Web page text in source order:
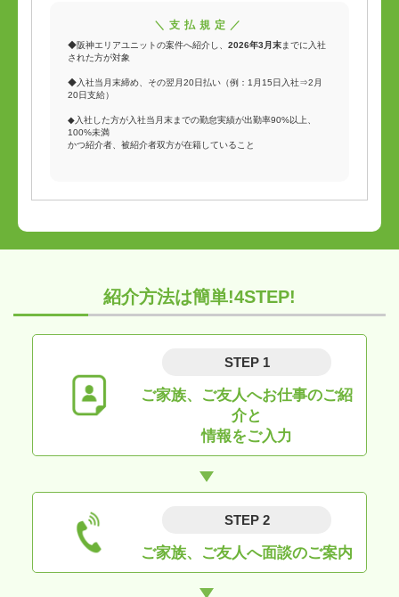
＼支払規定／
◆阪神エリアユニットの案件へ紹介し、 2026年3月末までに入社
された方が対象
◆入社当月末締め、その翌月20日払い（例：1月15日入社⇒2月
20日支給）
◆入社した方が入社当月末までの勤怠実績が出勤率90%以上、
100%未満
かつ紹介者、被紹介者双方が在籍していること
紹介方法は簡単!4STEP!
STEP 1
ご家族、ご友人へお仕事のご紹
介と
情報をご入力
STEP 2
ご家族、ご友人へ面談のご案内